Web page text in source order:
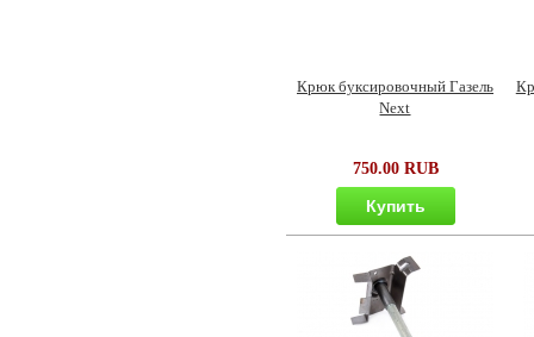
Крюк буксировочный Газель
Next
750.00 RUB
Купить